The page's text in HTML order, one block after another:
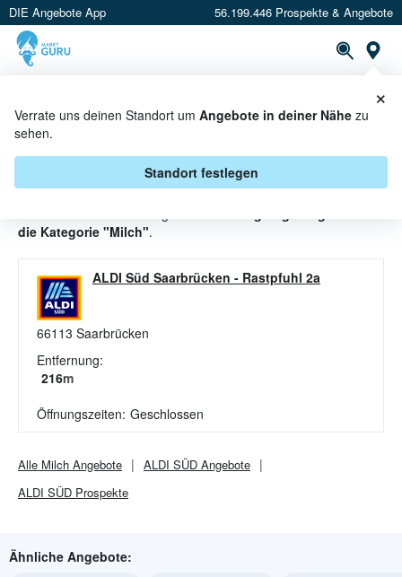
DIE Angebote App 56.199.446 Prospekte & Angebote
Verrate uns deinen Standort um Angebote in deiner Nähe zu
sehen.
Standort festlegen
×
MILCH ANGEBOTE & AKTIONEN
BEI ALDI SÜD
die Kategorie "Milch".
ALDI Süd Saarbrücken - Rastpfuhl 2a
66113 Saarbrücken
Entfernung:
216m
Öffnungszeiten: Geschlossen
Alle Milch Angebote ALDI SÜD Angebote
ALDI SÜD Prospekte
Ähnliche Angebote: